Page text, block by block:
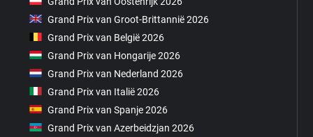
Grand Prix van Groot-Brittannië 2026
Grand Prix van België 2026
Grand Prix van Hongarije 2026
Grand Prix van Nederland 2026
Grand Prix van Italië 2026
Grand Prix van Spanje 2026
Grand Prix van Azerbeidzjan 2026